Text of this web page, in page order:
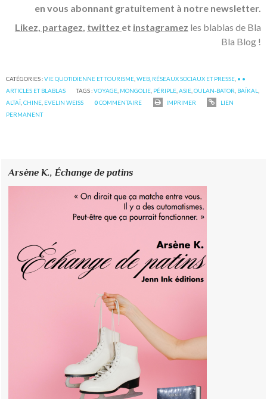
en vous abonnant gratuitement à notre newsletter.
Likez, partagez twittez et instagramez les blablas de Bla
Bla Blog !
CATÉGORIES :VIE QUOTIDIENNE ET TOURISME ,WEB, RÉSEAUX SOCIAUX ET PRESSE • •
ARTICLES ET BLABLAS
TAGS :VOYAGE MONGOLIE PÉRIPLE ,ASIE ,OULAN-BATOR BAÏKAL
ALTAÏ ,CHINE EVELIN WEISS 0COMMENTAIRE IMPRIMER
LIEN
PERMANENT
Arsène K.,Échange de patins